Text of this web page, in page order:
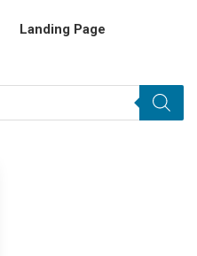
Landing Page